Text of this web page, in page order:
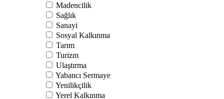
Madencilik
Sağlık
Sanayi
Sosyal Kalkınma
Tarım
Turizm
Ulaştırma
Yabancı Sermaye
Yenilikçilik
Yerel Kalkınma